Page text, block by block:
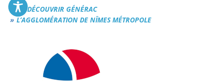
DÉCOUVRIR GÉNÉRAC
L’AGGLOMÉRATION DE NÎMES MÉTROPOLE